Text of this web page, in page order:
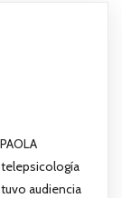
telepsicología
audiencia